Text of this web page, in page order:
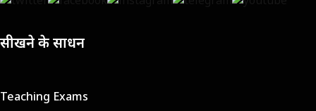
सीखने के साधन
Teaching Exams